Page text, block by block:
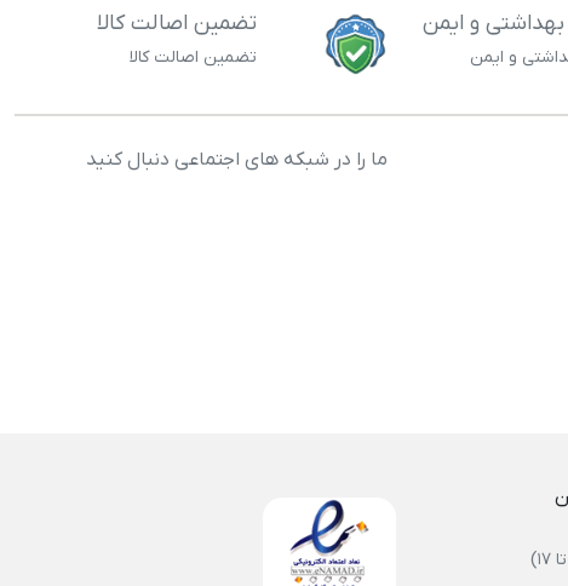
و ایمن
و ایمن
تضمین اصالت کالا
تضمین اصالت کالا
ما را در شبکه های اجتماعی دنبال کنید